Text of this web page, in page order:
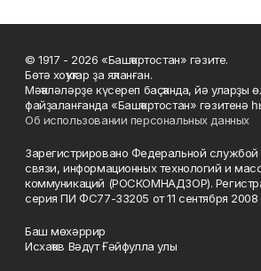
© 1917 - 2026 «Башҡортостан» гәзите.
Бөтә хоҡуҡтар ҙа яҡланған.
Мәҡәләләрҙе күсереп баҫҡанда, йә уларҙы
файҙаланғанда «Башҡортостан» гәзитенә
Об использовании персональных данных
Зарегистрировано Федеральной
связи, информационных технологий и
коммуникаций (РОСКОМНАДЗОР).
серия ПИ ФС77-33205 от 11 сентября 2008
Баш мөхәррир
Исхаҡов Вәдүт Ғәйфулла улы